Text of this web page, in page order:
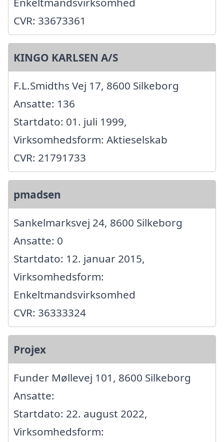
CVR: 33673361
KINGO KARLSEN A/S
F.L.Smidths Vej 17, 8600 Silkeborg
Ansatte: 136
Startdato: 01. juli 1999,
Virksomhedsform: Aktieselskab
CVR: 21791733
pmadsen
Sankelmarksvej 24, 8600 Silkeborg
Ansatte: 0
Startdato: 12. januar 2015,
Virksomhedsform:
Enkeltmandsvirksomhed
CVR: 36333324
Projex
Funder Møllevej 101, 8600 Silkeborg
Ansatte:
Startdato: 22. august 2022,
Virksomhedsform: